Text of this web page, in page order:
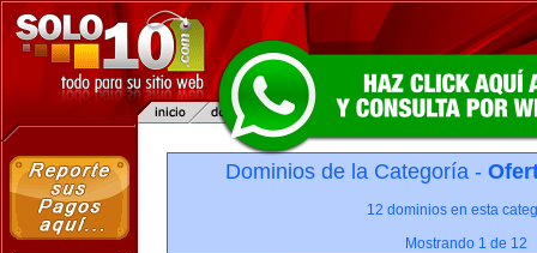
Dominios de la Categoría -
12 dominios en esta
Mostrando 1 de 12